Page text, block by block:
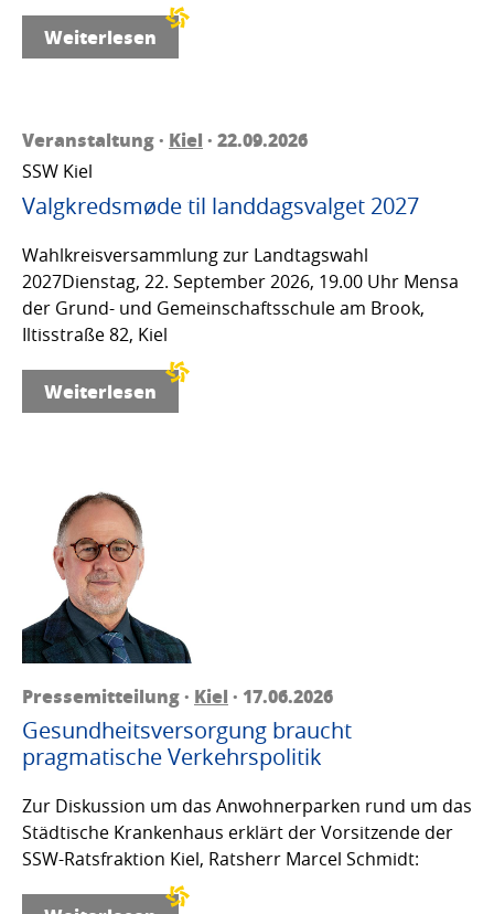
Weiterlesen
Veranstaltung · Kiel · 22.09.2026
SSW Kiel
Valgkredsmøde til landdagsvalget 2027
Wahlkreisversammlung zur Landtagswahl
2027Dienstag, 22. September 2026, 19.00 Uhr Mensa
der Grund- und Gemeinschaftsschule am Brook,
Iltisstraße 82, Kiel
Weiterlesen
Pressemitteilung · Kiel · 17.06.2026
Gesundheitsversorgung braucht
pragmatische Verkehrspolitik
Zur Diskussion um das Anwohnerparken rund um das
Städtische Krankenhaus erklärt der Vorsitzende der
SSW-Ratsfraktion Kiel, Ratsherr Marcel Schmidt: